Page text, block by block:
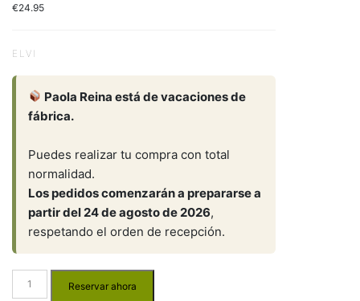
€24.95
ELVI
Paola Reina está de vacaciones de
fábrica.
Puedes realizar tu compra con total
normalidad.
Los pedidos comenzarán a prepararse a
partir del 24 de agosto de 2026,
respetando el orden de recepción.
Reservar ahora